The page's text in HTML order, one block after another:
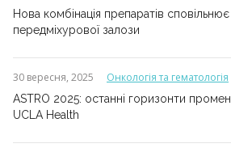
Нова комбінація препаратів
передміхурової залози
30 вересня, 2025 Онкологія та гематологія
ASTRO 2025: останні горизонти
UCLA Health